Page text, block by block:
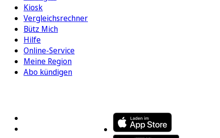
Kiosk
Vergleichsrechner
Bütz Mich
Hilfe
Online-Service
Meine Region
Abo kündigen